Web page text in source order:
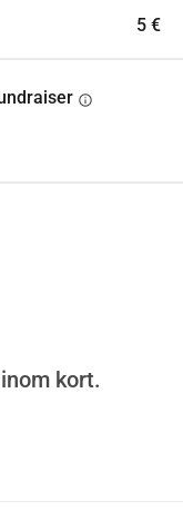
5 €
info
kort.